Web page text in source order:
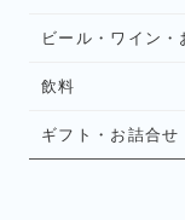
ビール・ワイン・
飲料
ギフト・お詰合せ